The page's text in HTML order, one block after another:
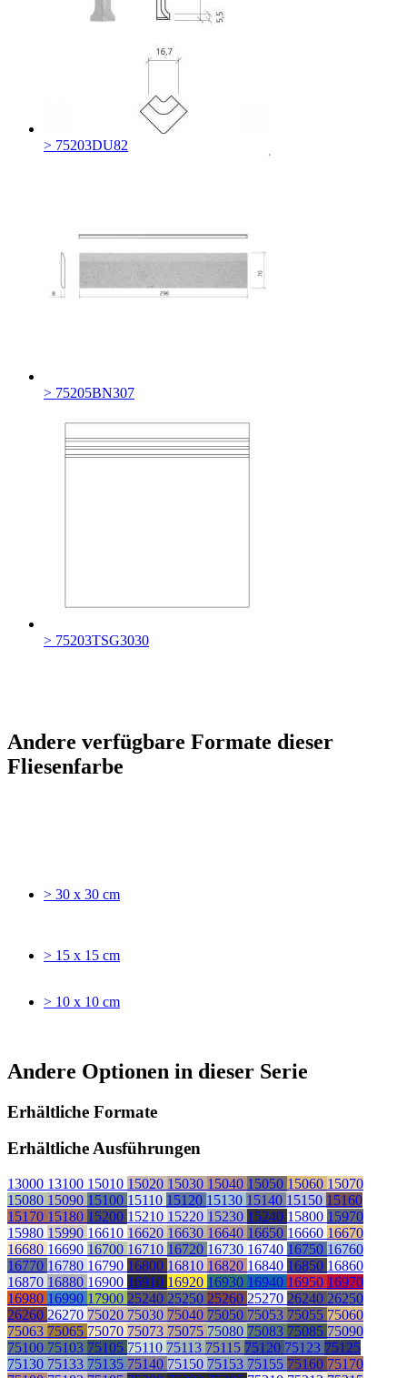
> 75203DU82
> 75205BN307
> 75203TSG3030
Andere verfügbare Formate dieser
Fliesenfarbe
> 30 x 30 cm
> 15 x 15 cm
> 10 x 10 cm
Andere Optionen in dieser Serie
Erhältliche Formate
Erhältliche Ausführungen
13000 13100 15010 15020 15030 15040 15050 15060 15070
15080 15090 15100 15110 15120 15130 15140 15150 15160
15170 15180 15200 15210 15220 15230 15240 15800 15970
15980 15990 16610 16620 16630 16640 16650 16660 16670
16680 16690 16700 16710 16720 16730 16740 16750 16760
16770 16780 16790 16800 16810 16820 16840 16850 16860
16870 16880 16900 16910 16920 16930 16940 16950 16970
16980 16990 17900 25240 25250 25260 25270 26240 26250
26260 26270 75020 75030 75040 75050 75053 75055 75060
75063 75065 75070 75073 75075 75080 75083 75085 75090
75100 75103 75105 75110 75113 75115 75120 75123 75125
75130 75133 75135 75140 75150 75153 75155 75160 75170